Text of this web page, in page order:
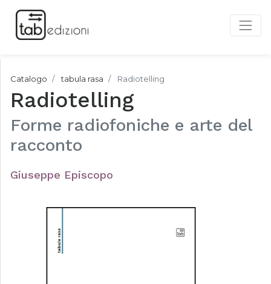
Catalogo tabula rasa Radiotelling
Radiotelling
Forme radiofoniche e arte del
racconto
Giuseppe Episcopo